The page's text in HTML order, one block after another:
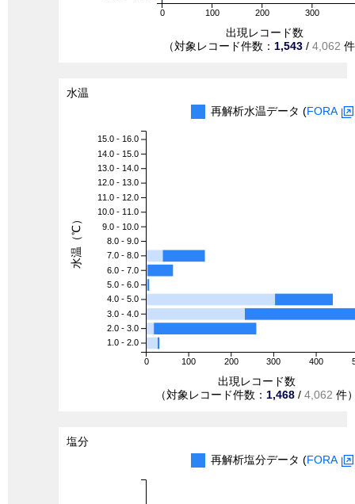
0 100 200 300
出現レコード数
（対象レコード件数： 1,543 / 4,062
水温
再解析水温データ (FORA
0 100 200 300 400
15.0 - 16.0
14.0 - 15.0
13.0 - 14.0
12.0 - 13.0
11.0 - 12.0
10.0 - 11.0
9.0 - 10.0
8.0 - 9.0
7.0 - 8.0
6.0 - 7.0
5.0 - 6.0
4.0 - 5.0
3.0 - 4.0
2.0 - 3.0
1.0 - 2.0
出現レコード数
（対象レコード件数： 1,468 / 4,062 件
水温（℃）
塩分
再解析塩分データ (FORA